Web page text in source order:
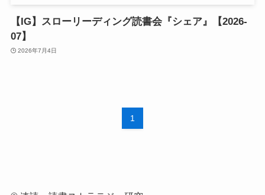
【IG】スローリーディング読書会『シェア』【2026-
07】
2026年7月4日
1